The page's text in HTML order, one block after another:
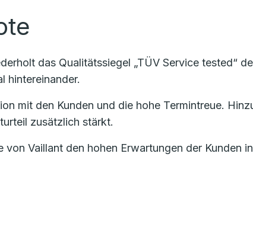
das Qualitätssiegel „TÜV Service tested“
hintereinander.
mit den Kunden und die hohe Termintreue.
zusätzlich stärkt.
Vaillant den hohen Erwartungen der Kunden